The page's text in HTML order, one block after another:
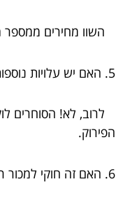
השוו מחירים ממספר
5. האם יש עלויות נוספות שאני צריך לקחת בחשבון?
לרוב, לא! הסוחרים
הפירוק.
6. האם זה חוקי למכור רכב שאני לא רשום עליו?